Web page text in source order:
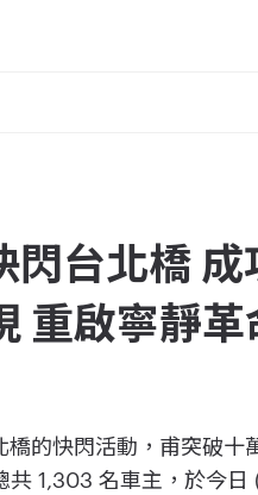
台北橋 成
重啟寧靜革
的快閃活動，甫突破十
1,303 名車主，於今日